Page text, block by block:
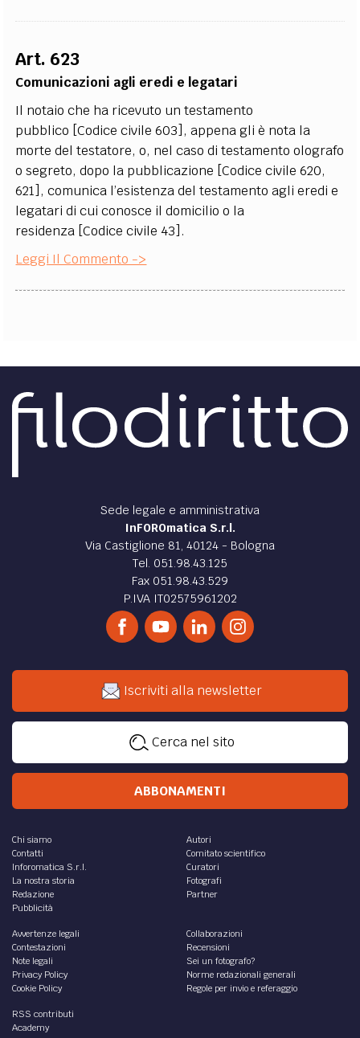
Art. 623
Comunicazioni agli eredi e legatari
Il notaio che ha ricevuto un testamento
pubblico [Codice civile 603], appena gli è nota la
morte del testatore, o, nel caso di testamento olografo
o segreto, dopo la pubblicazione [Codice civile 620,
621], comunica l’esistenza del testamento agli eredi e
legatari di cui conosce il domicilio o la
residenza [Codice civile 43].
Leggi Il Commento ->
Sede legale e amministrativa
InFOROmatica S.r.l.
Via Castiglione 81, 40124 - Bologna
Tel. 051.98.43.125
Fax 051.98.43.529
P.IVA IT02575961202
Iscriviti alla newsletter
Cerca nel sito
ABBONAMENTI
Chi siamo
Contatti
Inforomatica S.r.l.
La nostra storia
Redazione
Pubblicità
Autori
Comitato scientifico
Curatori
Fotografi
Partner
Avvertenze legali
Contestazioni
Note legali
Privacy Policy
Cookie Policy
Collaborazioni
Recensioni
Sei un fotografo?
Norme redazionali generali
Regole per invio e referaggio
RSS contributi
Academy